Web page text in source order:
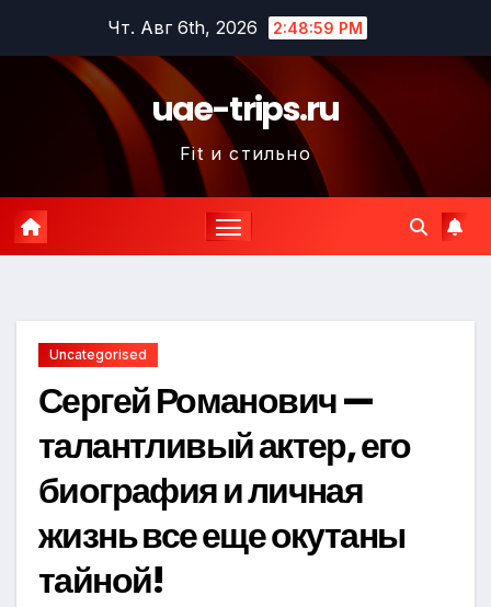
содержимому
Чт. Авг 6th, 2026 2:49:00 PM
uae-trips.ru
Fit и стильно
Uncategorised
Сергей Романович —
талантливый актер, его
биография и личная
жизнь все еще окутаны
тайной!